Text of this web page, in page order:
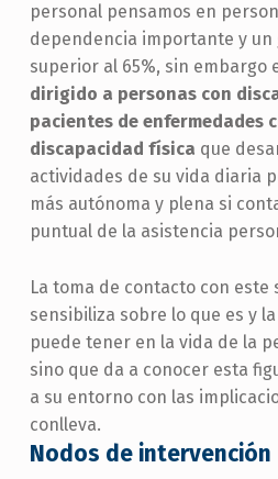
personal pensamos en
dependencia importante y un
superior al 65%, sin embargo
dirigido a personas con
pacientes de enfermedades
discapacidad física que
actividades de su vida diaria
más autónoma y plena si
puntual de la asistencia
La toma de contacto con este
sensibiliza sobre lo que es y
puede tener en la vida de la
sino que da a conocer esta
a su entorno con las
conlleva.
Nodos de intervención